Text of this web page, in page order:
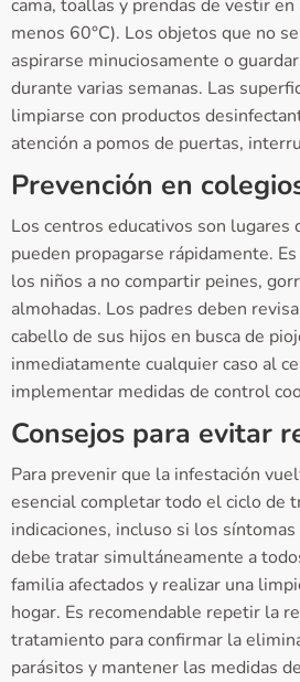
cama, toallas y prendas de vestir
menos 60°C). Los objetos que no
aspirarse minuciosamente o
durante varias semanas. Las
limpiarse con productos
atención a pomos de puertas,
Prevención en
Los centros educativos son lugares
pueden propagarse rápidamente.
los niños a no compartir peines,
almohadas. Los padres deben
cabello de sus hijos en busca de
inmediatamente cualquier caso al
implementar medidas de control
Consejos para evitar
Para prevenir que la infestación
esencial completar todo el ciclo de
indicaciones, incluso si los
debe tratar simultáneamente a
familia afectados y realizar una
hogar. Es recomendable repetir la
tratamiento para confirmar la
parásitos y mantener las medidas